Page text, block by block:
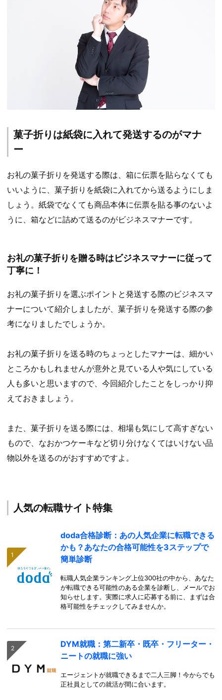
菓子折りは紙袋に入れて発送するのがマナ
ー
お礼の菓子折りを発送する際は、箱に伝票を貼らなくても
いいように、菓子折りを紙袋に入れてから送るようにしま
しょう。紙袋でなくても商品本体に伝票を貼る事のないよ
うに、箱などに詰めて送るのがビジネスマナーです。
お礼の菓子折りを贈る時はビジネスマナーに従って
丁寧に！
お礼の菓子折りを選ぶポイントと発送する際のビジネスマ
ナーについて紹介しましたが、菓子折りを発送する際の参
考になりましたでしょうか。
お礼の菓子折りを送る時のちょっとしたマナーは、細かい
ところかもしれませんが意外と見ている人や気にしている
人も多いと思いますので、今回紹介したことをしっかり抑
えておきましょう。
また、菓子折りを送る際には、相場も気にして高すぎない
もので、なおかつケーキなど切り分けなくてはいけない品
物以外を送るのがおすすめですよ。
人気の転職サイト特集
doda合格診断：あの人気企業に転職できる
かも？あなたの合格可能性を3ステップで
簡単診断
転職人気企業ランキング上位300社の中から、あなた
が転職できる可能性のある企業を診断し、メールでお
知らせします。実際に求人に応募する前に、まずは合
格可能性をチェックしてみませんか。
DYM就職：第二新卒・既卒・フリーター・
ニートの就職に強い
エージェントが就職できるまで二人三脚！今からでも
正社員としての就活が間に合います。